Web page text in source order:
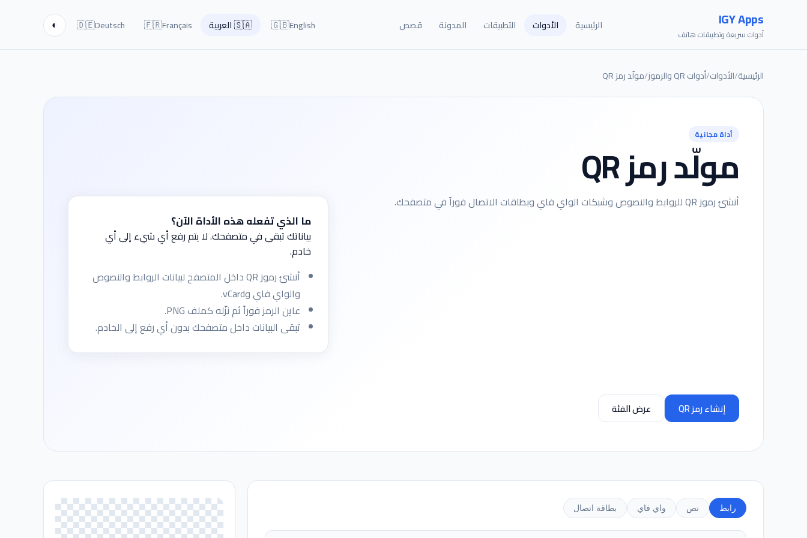
IGY Apps
أدوات سريعة وتطبيقات هاتف
الرئيسية الأدوات التطبيقات المدونة قصص 🇬🇧English
🇸🇦العربية 🇫🇷Français
🇩🇪Deutsch
◐
الرئيسية/الأدوات/أدوات QR والرموز /مولّد رمز QR
أداة مجانية
مولّد رمز QR
أنشئ رموز QR للروابط والنصوص وشبكات الواي فاي وبطاقات الاتصال فوراً في متصفحك.
إنشاء رمز QR عرض الفئة
ما الذي تفعله هذه الأداة الآن؟
بياناتك تبقى في متصفحك. لا يتم رفع أي شيء إلى أي
خادم.
أنشئ رموز QR داخل المتصفح لبيانات الروابط والنصوص
والواي فاي وvCard.
عاين الرمز فوراً ثم نزّله كملف PNG.
تبقى البيانات داخل متصفحك بدون أي رفع إلى الخادم.
رابط نص واي فاي بطاقة اتصال